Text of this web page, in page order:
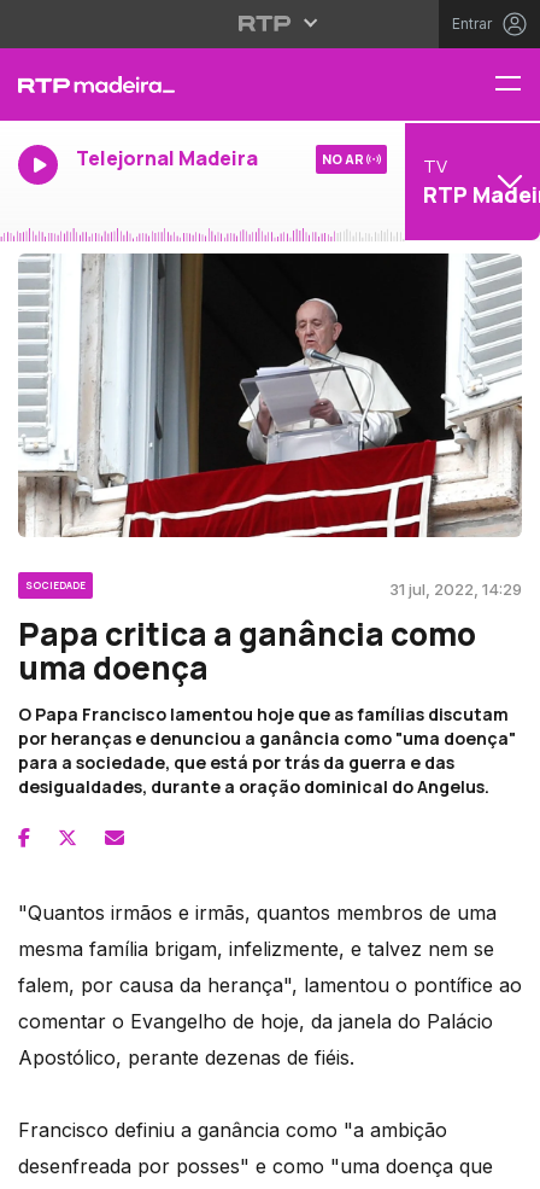
Entrar
Telejornal Madeira NO AR TV
RTP
SOCIEDADE 31 jul, 2022, 14:29
Papa critica a ganância como
uma doença
O Papa Francisco lamentou hoje que as famílias discutam
por heranças e denunciou a ganância como "uma doença"
para a sociedade, que está por trás da guerra e das
desigualdades, durante a oração dominical do Angelus.
"Quantos irmãos e irmãs, quantos membros de uma
mesma família brigam, infelizmente, e talvez nem se
falem, por causa da herança", lamentou o pontífice ao
comentar o Evangelho de hoje, da janela do Palácio
Apostólico, perante dezenas de fiéis.
Francisco definiu a ganância como "a ambição
desenfreada por posses" e como "uma doença que